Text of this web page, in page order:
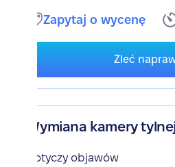
Zapytaj o wycenę
Zleć
Wymiana kamery
Dotyczy objawów